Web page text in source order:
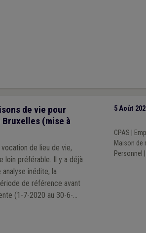
de vie pour
(mise à
de lieu de vie,
Il y a déjà
inédite, la
de référence avant
(1-7-2020 au 30-6-
5 Août
CPAS
Maison de
Personnel